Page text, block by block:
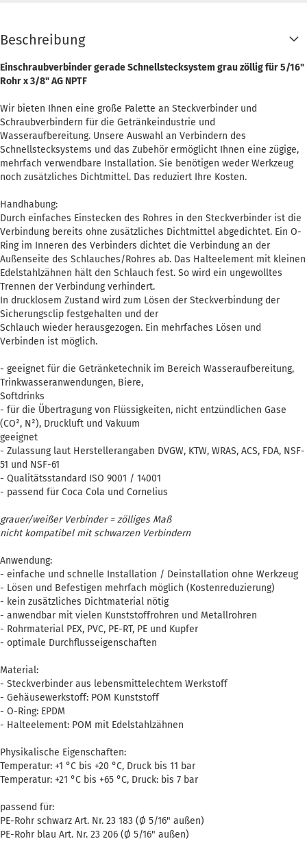
Beschreibung
Einschraubverbinder gerade Schnellstecksystem grau zöllig für 5/16"
Rohr x 3/8" AG NPTF
Wir bieten Ihnen eine große Palette an Steckverbinder und
Schraubverbindern für die Getränkeindustrie und
Wasseraufbereitung. Unsere Auswahl an Verbindern des
Schnellstecksystems und das Zubehör ermöglicht Ihnen eine zügige,
mehrfach verwendbare Installation. Sie benötigen weder Werkzeug
noch zusätzliches Dichtmittel. Das reduziert Ihre Kosten.
Handhabung:
Durch einfaches Einstecken des Rohres in den Steckverbinder ist die
Verbindung bereits ohne zusätzliches Dichtmittel abgedichtet. Ein O-
Ring im Inneren des Verbinders dichtet die Verbindung an der
Außenseite des Schlauches/Rohres ab. Das Halteelement mit kleinen
Edelstahlzähnen hält den Schlauch fest. So wird ein ungewolltes
Trennen der Verbindung verhindert.
In drucklosem Zustand wird zum Lösen der Steckverbindung der
Sicherungsclip festgehalten und der
Schlauch wieder herausgezogen. Ein mehrfaches Lösen und
Verbinden ist möglich.
- geeignet für die Getränketechnik im Bereich Wasseraufbereitung,
Trinkwasseranwendungen, Biere,
Softdrinks
- für die Übertragung von Flüssigkeiten, nicht entzündlichen Gase
(CO², N²), Druckluft und Vakuum
geeignet
- Zulassung laut Herstellerangaben DVGW, KTW, WRAS, ACS, FDA, NSF-
51 und NSF-61
- Qualitätsstandard ISO 9001 / 14001
- passend für Coca Cola und Cornelius
grauer/weißer Verbinder = zölliges Maß
nicht kompatibel mit schwarzen Verbindern
Anwendung:
- einfache und schnelle Installation / Deinstallation ohne Werkzeug
- Lösen und Befestigen mehrfach möglich (Kostenreduzierung)
- kein zusätzliches Dichtmaterial nötig
- anwendbar mit vielen Kunststoffrohren und Metallrohren
- Rohrmaterial PEX, PVC, PE-RT, PE und Kupfer
- optimale Durchflusseigenschaften
Material:
- Steckverbinder aus lebensmittelechtem Werkstoff
- Gehäusewerkstoff: POM Kunststoff
- O-Ring: EPDM
- Halteelement: POM mit Edelstahlzähnen
Physikalische Eigenschaften:
Temperatur: +1 °C bis +20 °C, Druck bis 11 bar
Temperatur: +21 °C bis +65 °C, Druck: bis 7 bar
passend für:
PE-Rohr schwarz Art. Nr. 23 183 (Ø 5/16" außen)
PE-Rohr blau Art. Nr. 23 206 (Ø 5/16" außen)